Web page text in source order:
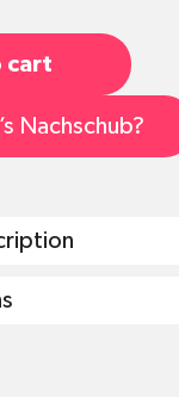
cart
Nachschub?